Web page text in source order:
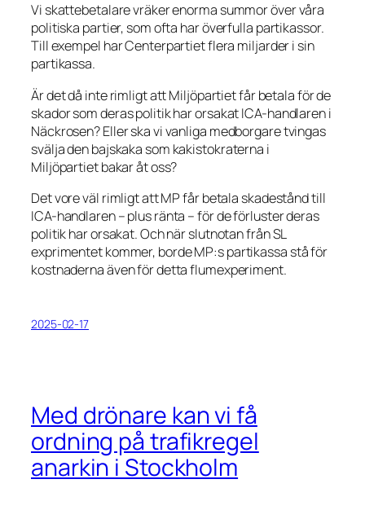
Vi skattebetalare vräker enorma summor över våra
politiska partier, som ofta har överfulla partikassor.
Till exempel har Centerpartiet flera miljarder i sin
partikassa.
Är det då inte rimligt att Miljöpartiet får betala för de
skador som deras politik har orsakat ICA-handlaren i
Näckrosen? Eller ska vi vanliga medborgare tvingas
svälja den bajskaka som kakistokraterna i
Miljöpartiet bakar åt oss?
Det vore väl rimligt att MP får betala skadestånd till
ICA-handlaren – plus ränta – för de förluster deras
politik har orsakat. Och när slutnotan från SL
exprimentet kommer, borde MP:s partikassa stå för
kostnaderna även för detta flumexperiment.
2025-02-17
Med drönare kan vi få
ordning på trafikregel
anarkin i Stockholm